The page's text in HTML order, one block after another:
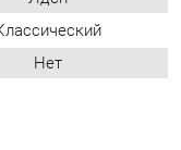
мнением.